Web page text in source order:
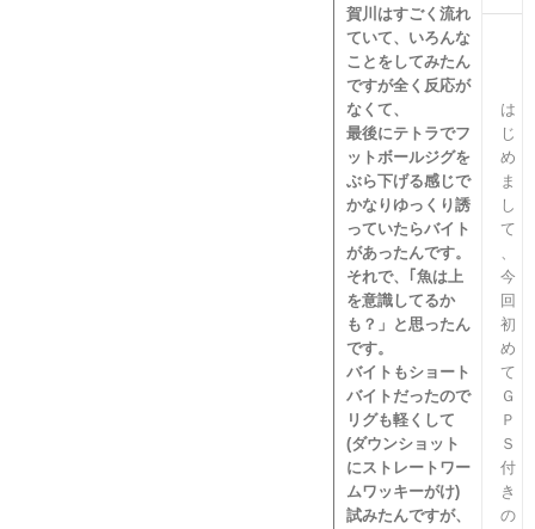
賀川はすごく流れ
ていて、いろんな
ことをしてみたん
ですが全く反応が
なくて、
最後にテトラでフ
ットボールジグを
ぶら下げる感じで
かなりゆっくり誘
っていたらバイト
があったんです。
それで、｢魚は上
を意識してるか
も？」と思ったん
です。
バイトもショート
バイトだったので
リグも軽くして
(ダウンショット
にストレートワー
ムワッキーがけ)
試みたんですが、
は
じ
め
ま
し
て
、
今
回
初
め
て
Ｇ
Ｐ
Ｓ
付
き
の